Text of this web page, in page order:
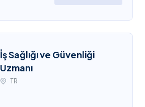
İş Sağlığı ve Güvenliği
Uzmanı
TR